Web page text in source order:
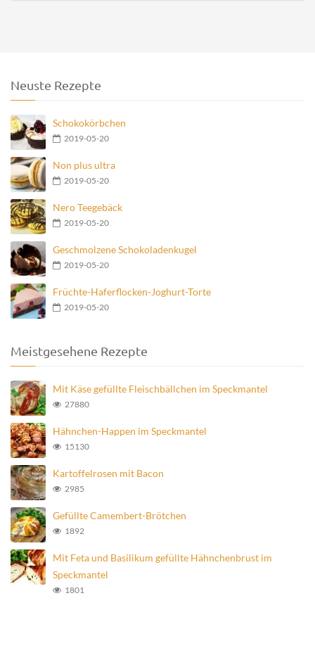
Neuste Rezepte
Schokokörbchen
2019-05-20
Non plus ultra
2019-05-20
Nero Teegebäck
2019-05-20
Geschmolzene Schokoladenkugel
2019-05-20
Früchte-Haferflocken-Joghurt-Torte
2019-05-20
Meistgesehene Rezepte
Mit Käse gefüllte Fleischbällchen im Speckmantel
27880
Hähnchen-Happen im Speckmantel
15130
Kartoffelrosen mit Bacon
2985
Gefüllte Camembert-Brötchen
1892
Mit Feta und Basilikum gefüllte Hähnchenbrust im
Speckmantel
1801